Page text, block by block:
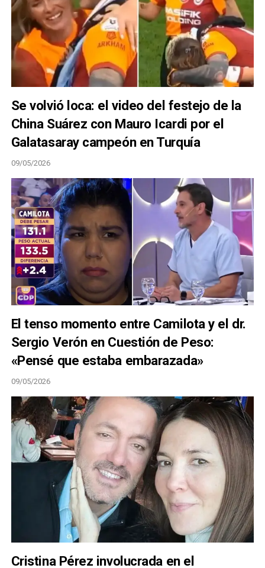
Se volvió loca: el video del festejo de la
China Suárez con Mauro Icardi por el
Galatasaray campeón en Turquía
09/05/2026
El tenso momento entre Camilota y el dr.
Sergio Verón en Cuestión de Peso:
«Pensé que estaba embarazada»
09/05/2026
Cristina Pérez involucrada en el